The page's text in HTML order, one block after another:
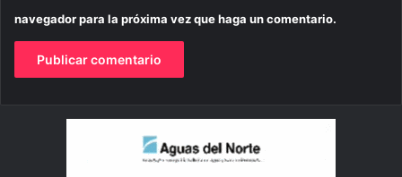
navegador para la próxima vez que haga un comentario.